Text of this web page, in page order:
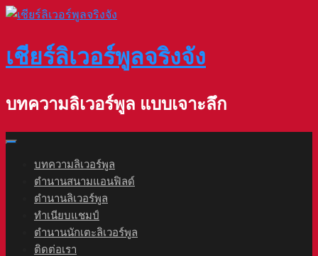
Skip
เชียร์ลิเวอร์พูลจริงจัง
บทความลิเวอร์พูล แบบเจาะลึก
บทความลิเวอร์พูล
ตำนานสนามแอนฟิลด์
ตำนานลิเวอร์พูล
ทำเนียบแชมป์
ตำนานนักเตะลิเวอร์พูล
ติดต่อเรา